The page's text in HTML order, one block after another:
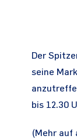
Der
seine
bis 12.30
(Mehr auf